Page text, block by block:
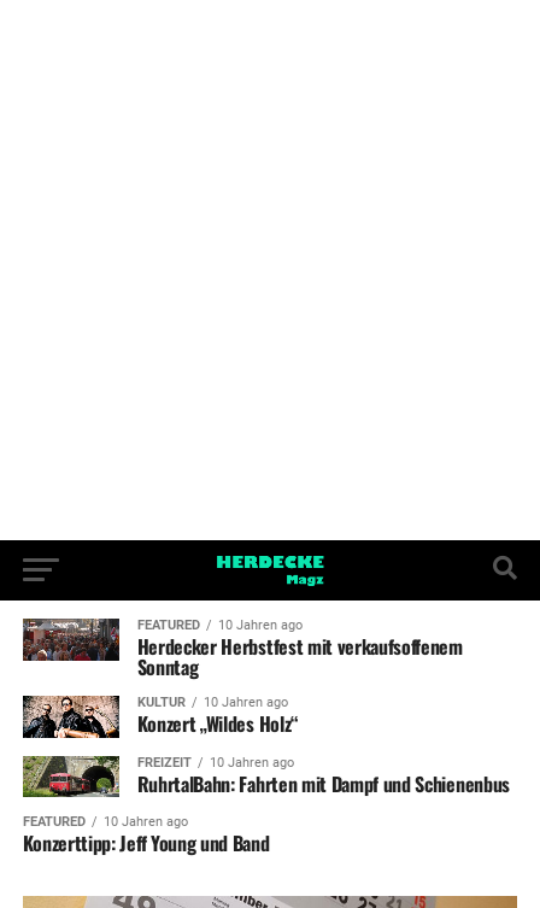
FEATURED 10 Jahren ago
Herdecker Herbstfest mit verkaufsoffenem
Sonntag
KULTUR 10 Jahren ago
Konzert „Wildes Holz“
FREIZEIT 10 Jahren ago
RuhrtalBahn: Fahrten mit Dampf und Schienenbus
FEATURED 10 Jahren ago
Konzerttipp: Jeff Young und Band